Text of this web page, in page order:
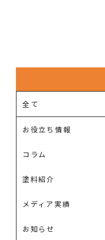
全て
お役立ち情報
コラム
塗料紹介
メディア実績
お知らせ